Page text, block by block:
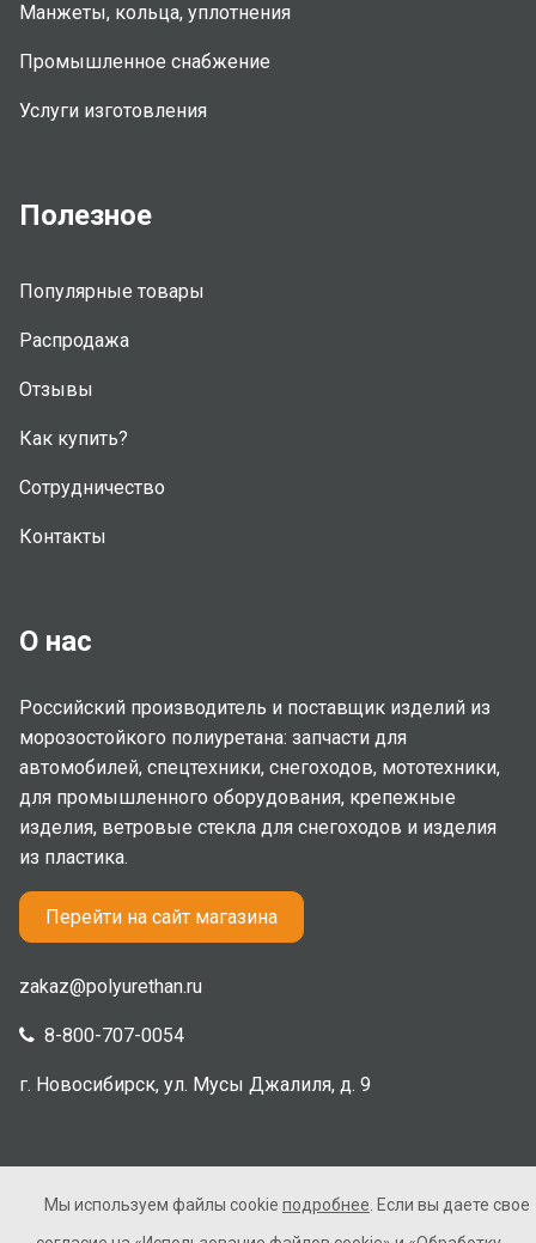
Манжеты, кольца, уплотнения
Промышленное снабжение
Услуги изготовления
Полезное
Популярные товары
Распродажа
Отзывы
Как купить?
Сотрудничество
Контакты
О нас
Российский производитель и поставщик изделий из
морозостойкого полиуретана: запчасти для
автомобилей, спецтехники, снегоходов, мототехники,
для промышленного оборудования, крепежные
изделия, ветровые стекла для снегоходов и изделия
из пластика.
Перейти на сайт магазина
zakaz@polyurethan.ru
8-800-707-0054
г. Новосибирск, ул. Мусы Джалиля, д. 9
2005-2026 © Полиуретан. Все права защищены. Не
Мы используем файлы cookie подробнее . Если вы даете свое